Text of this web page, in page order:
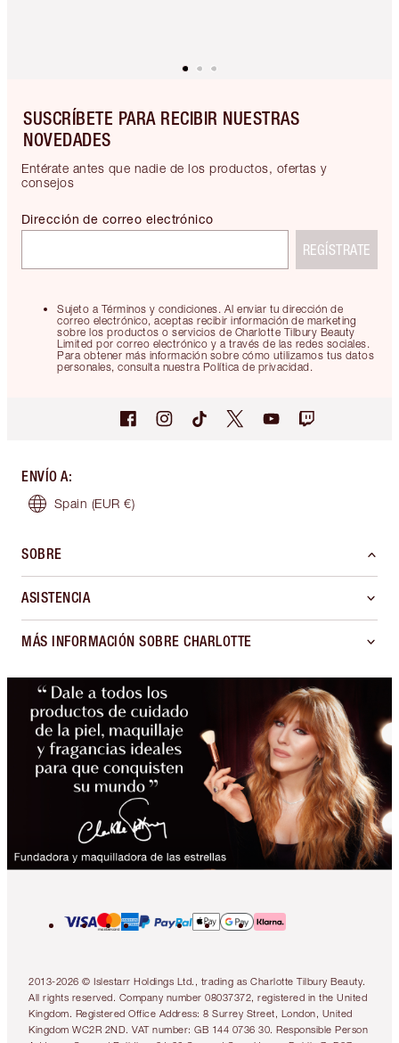
SUSCRÍBETE PARA RECIBIR NUESTRAS
NOVEDADES
Entérate antes que nadie de los productos, ofertas y
consejos
Sujeto a Términos y condiciones. Al enviar tu dirección de
correo electrónico, aceptas recibir información de marketing
sobre los productos o servicios de Charlotte Tilbury Beauty
Limited por correo electrónico y a través de las redes sociales.
Para obtener más información sobre cómo utilizamos tus datos
personales, consulta nuestra Política de privacidad.
Dirección de correo electrónico
REGÍSTRATE
ENVÍO A:
Spain (EUR €)
SOBRE
ASISTENCIA
MÁS INFORMACIÓN SOBRE CHARLOTTE
2013-2026 © Islestarr Holdings Ltd., trading as Charlotte Tilbury Beauty.
All rights reserved. Company number 08037372, registered in the United
Kingdom. Registered Office Address: 8 Surrey Street, London, United
Kingdom WC2R 2ND. VAT number: GB 144 0736 30. Responsible Person